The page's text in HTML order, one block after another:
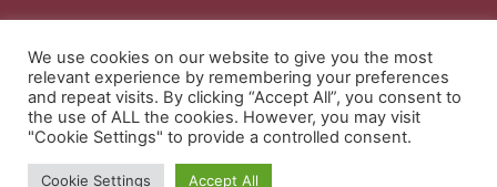
© Copyright 2022 ·Cărți Creștine| Creat de
wphostee.uk· Toate Drepturile Rezervate
We use cookies on our website to give you the most
relevant experience by remembering your preferences
and repeat visits. By clicking “Accept All”, you consent to
the use of ALL the cookies. However, you may visit
"Cookie Settings" to provide a controlled consent.
Cookie Settings Accept All